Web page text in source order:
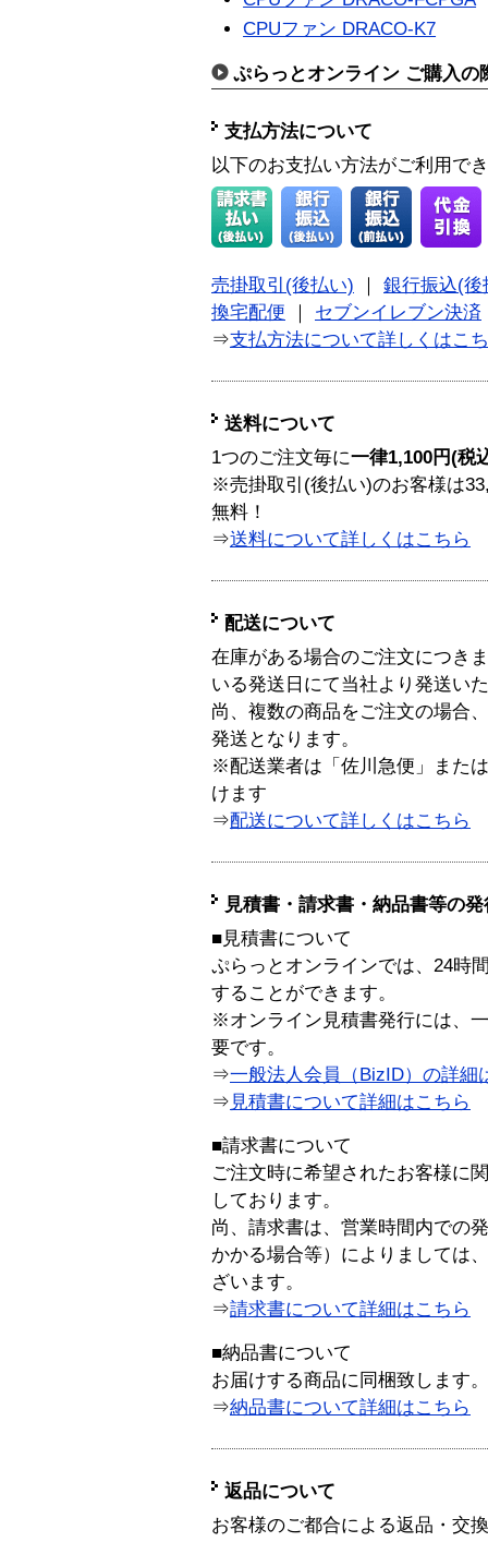
CPUファン DRACO-K7
ぷらっとオンライン ご購入の
支払方法について
以下のお支払い方法がご利用で
売掛取引(後払い)
銀行振込(後
換宅配便
セブンイレブン決済
⇒支払方法について詳しくはこ
送料について
1つのご注文毎に一律1,100円(税
※売掛取引(後払い)のお客様は
無料！
⇒送料について詳しくはこちら
配送について
在庫がある場合のご注文につき
いる発送日にて当社より発送い
尚、複数の商品をご注文の場合
発送となります。
※配送業者は「佐川急便」また
けます
⇒配送について詳しくはこちら
見積書・請求書・納品書等の
■見積書について
ぷらっとオンラインでは、24時
することができます。
※オンライン見積書発行には、
要です。
⇒一般法人会員（BizID）の詳細
⇒ 見積書について詳細はこちら
■請求書について
ご注文時に希望されたお客様に
しております。
尚、請求書は、営業時間内での
かかる場合等）によりましては
ざいます。
⇒請求書について詳細はこちら
■納品書について
お届けする商品に同梱致します。
⇒納品書について詳細はこちら
返品について
お客様のご都合による返品・交